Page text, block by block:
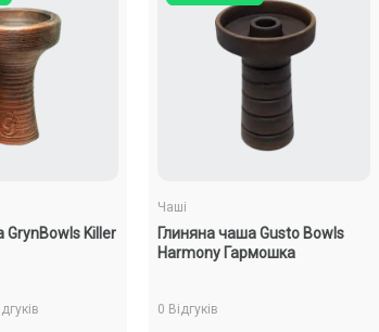
GrynBowls Killer
Чаші
Глиняна чаша Gusto Bowls
Harmony Гармошка
0 Відгуків